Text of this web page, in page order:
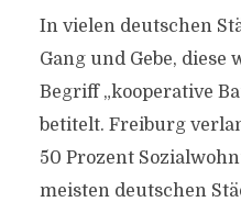
In vielen deutschen
Gang und Gebe,
Begriff „kooperative
betitelt. Freiburg
50 Prozent
meisten deutschen